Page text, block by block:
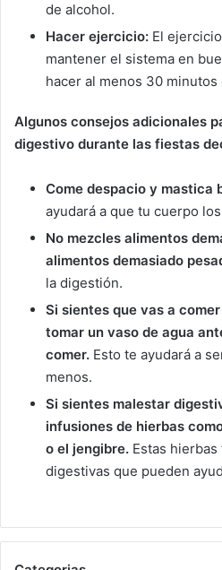
de alcohol.
Hacer ejercicio: El
mantener el sistema en
hacer al menos 30
Algunos consejos adicionales
digestivo durante las fiestas
Come despacio y mastica
ayudará a que tu cuerpo
No mezcles alimentos
alimentos demasiado
la digestión.
Si sientes que vas a
tomar un vaso de agua
comer. Esto te ayudará a
menos.
Si sientes malestar
infusiones de hierbas
o el jengibre. Estas
digestivas que pueden